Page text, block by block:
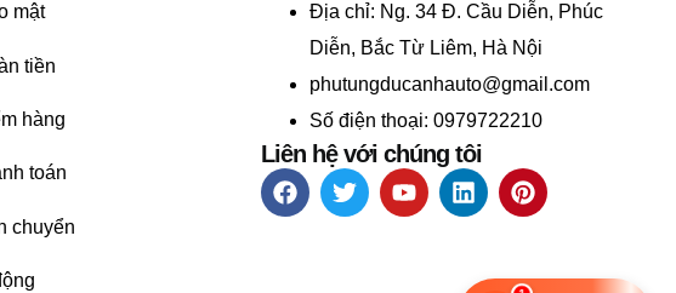
mật
tiền
hàng
toán
chuyển
Địa chỉ: Ng. 34 Đ. Cầu Diễn, Phúc
Diễn, Bắc Từ Liêm, Hà Nội
phutungducanhauto@gmail.com
Số điện thoại: 0979722210
Liên hệ với chúng tôi